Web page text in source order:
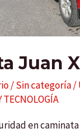
Juan
/Sin categoría/
TECNOLOGÍA
en